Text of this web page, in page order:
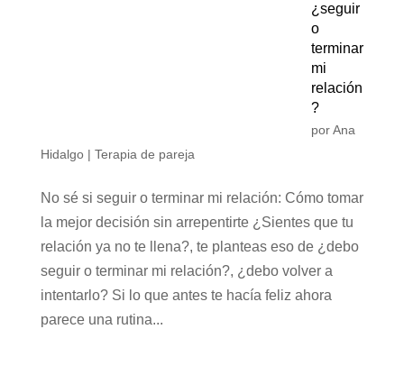
¿seguir
o
terminar
mi
relación
?
porAna
Hidalgo| Terapia de pareja
No sé si seguir o terminar mi relación: Cómo tomar
la mejor decisión sin arrepentirte ¿Sientes que tu
relación ya no te llena?, te planteas eso de ¿debo
seguir o terminar mi relación?, ¿debo volver a
intentarlo? Si lo que antes te hacía feliz ahora
parece una rutina...